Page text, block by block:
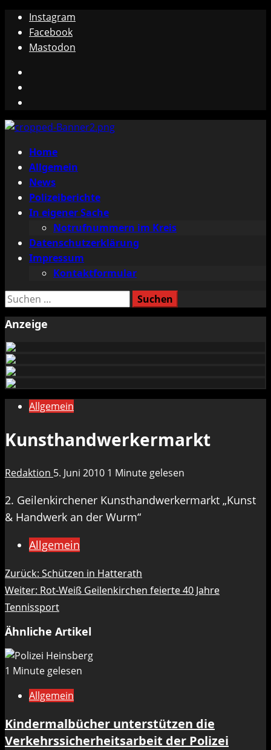
Zum
Inhalt
springen
Instagram
Facebook
Mastodon
Primäres
Menü
Home
Allgemein
News
Polizeiberichte
In eigener Sache
Notrufnummern im Kreis
Datenschutzerklärung
Impressum
Kontaktformular
Suchen
Anzeige
Allgemein
Kunsthandwerkermarkt
Redaktion 5. Juni 2010 1 Minute gelesen
2. Geilenkirchener Kunsthandwerkermarkt „Kunst
& Handwerk an der Wurm“
Allgemein
Beitragsnavigation
Zurück: Schützen in Hatterath
Weiter: Rot-Weiß Geilenkirchen feierte 40 Jahre
Tennissport
Ähnliche Artikel
1 Minute gelesen
Allgemein
Kindermalbücher unterstützen die
Verkehrssicherheitsarbeit der Polizei